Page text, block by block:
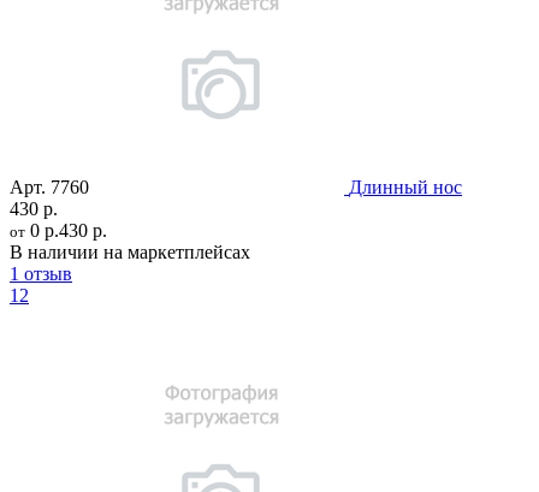
Арт. 7760
Длинный нос
430 р.
от 0 р.430 р.
В наличии на маркетплейсах
1 отзыв
12